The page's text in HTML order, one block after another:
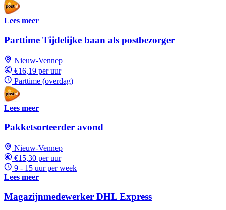
Lees meer
Parttime Tijdelijke baan als postbezorger
Nieuw-Vennep
€16,19 per uur
Parttime (overdag)
Lees meer
Pakketsorteerder avond
Nieuw-Vennep
€15,30 per uur
9 - 15 uur per week
Lees meer
Magazijnmedewerker DHL Express